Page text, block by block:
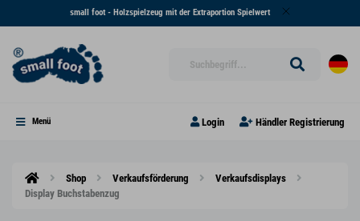
small foot - Holzspielzeug mit der Extraportion Spielwert
Menü Login Händler Registrierung
Shop Verkaufsförderung
Verkaufsdisplays
Display Buchstabenzug